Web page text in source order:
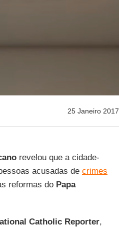
25 Janeiro 2017
revelou que a cidade-
acusadas de crimes
reformas do Papa
Catholic Reporter,